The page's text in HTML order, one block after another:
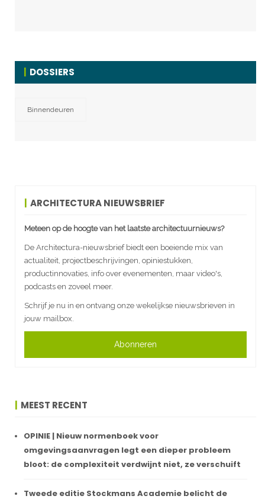
DOSSIERS
Binnendeuren
ARCHITECTURA NIEUWSBRIEF
Meteen op de hoogte van het laatste architectuurnieuws?
De Architectura-nieuwsbrief biedt een boeiende mix van
actualiteit, projectbeschrijvingen, opiniestukken,
productinnovaties, info over evenementen, maar video's,
podcasts en zoveel meer.
Schrijf je nu in en ontvang onze wekelijkse nieuwsbrieven in
jouw mailbox.
Abonneren
MEEST RECENT
OPINIE | Nieuw normenboek voor
omgevingsaanvragen legt een dieper probleem
bloot: de complexiteit verdwijnt niet, ze verschuift
Tweede editie Stockmans Academie belicht de